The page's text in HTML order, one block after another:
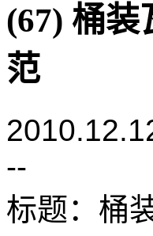
(67) 桶
范
--
标题：桶